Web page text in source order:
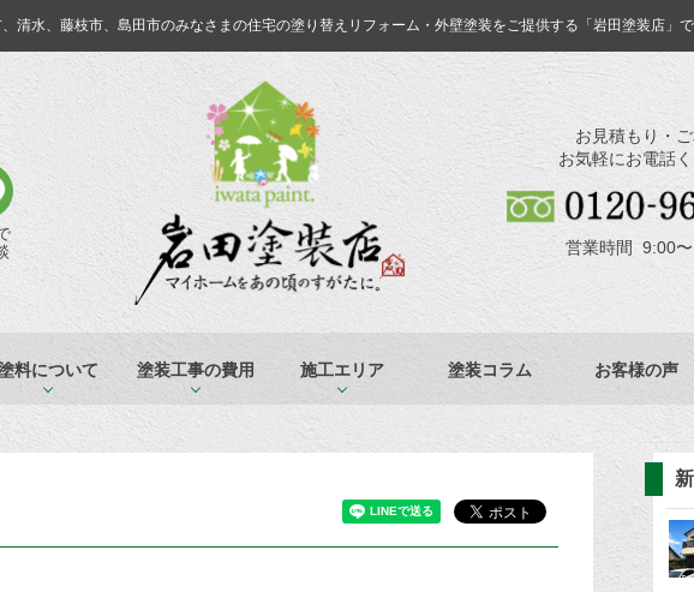
清水、藤枝市、島田市のみなさまの住宅の塗り替えリフォーム・外壁塗装をご提供する「岩田塗装店」で
お見積もり・
お気軽にお電話
営業時間 9:00
料について 塗装工事の費用 施工エリア 塗装コラム お客様の声